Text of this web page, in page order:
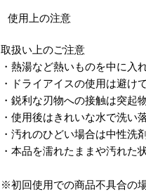
使用上の注意
取扱い上のご注意
・熱湯など熱いものを中に入
・ドライアイスの使用は避け
・鋭利な刃物への接触は突起
・使用後はきれいな水で洗い
・汚れのひどい場合は中性洗
・本品を濡れたままや汚れた
※初回使用での商品不具合の